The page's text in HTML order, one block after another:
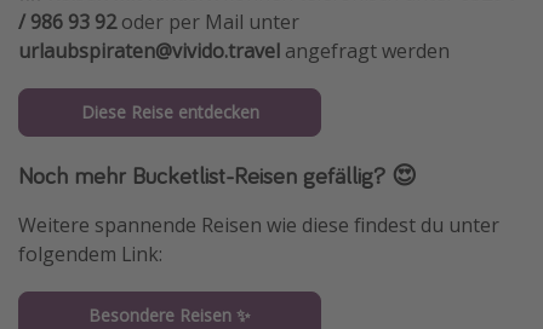
/ 986 93 92oder per Mail unter
urlaubspiraten@vivido.travel angefragt werden
Diese Reise entdecken
Noch mehr Bucketlist-Reisen gefällig? 😍
Weitere spannende Reisen wie diese findest du unter
folgendem Link:
Besondere Reisen ✨